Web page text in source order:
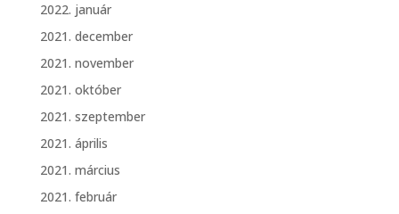
2022. január
2021. december
2021. november
2021. október
2021. szeptember
2021. április
2021. március
2021. február